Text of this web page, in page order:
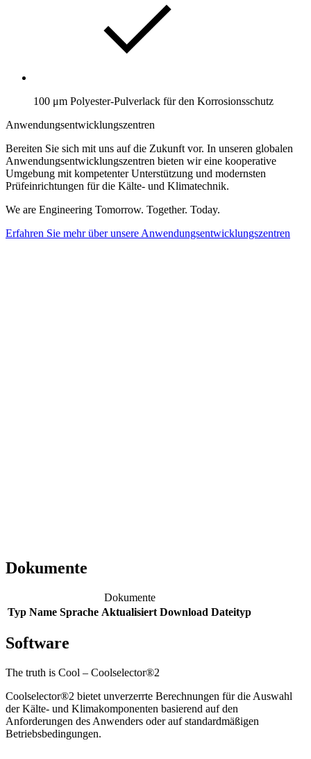
100 μm Polyester-Pulverlack für den Korrosionsschutz
Anwendungsentwicklungszentren
Bereiten Sie sich mit uns auf die Zukunft vor. In unseren globalen
Anwendungsentwicklungszentren bieten wir eine kooperative
Umgebung mit kompetenter Unterstützung und modernsten
Prüfeinrichtungen für die Kälte- und Klimatechnik.
We are Engineering Tomorrow. Together. Today.
Erfahren Sie mehr über unsere Anwendungsentwicklungszentren
Dokumente
Dokumente
Typ Name Sprache Aktualisiert Download Dateityp
Software
The truth is Cool – Coolselector®2
Coolselector®2 bietet unverzerrte Berechnungen für die Auswahl
der Kälte- und Klimakomponenten basierend auf den
Anforderungen des Anwenders oder auf standardmäßigen
Betriebsbedingungen.